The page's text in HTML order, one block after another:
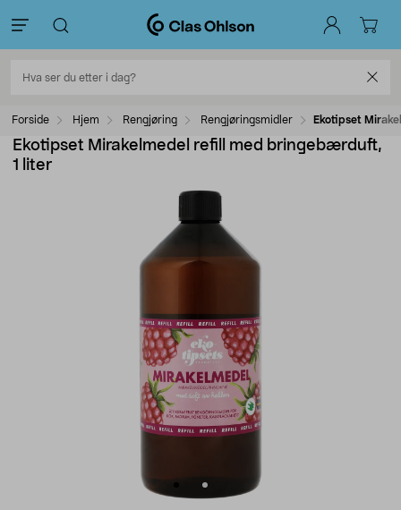
Forside Hjem Rengjøring Rengjøringsmidler Ekotipset
Ekotipset Mirakelmedel refill med bringebærduft,
1 liter